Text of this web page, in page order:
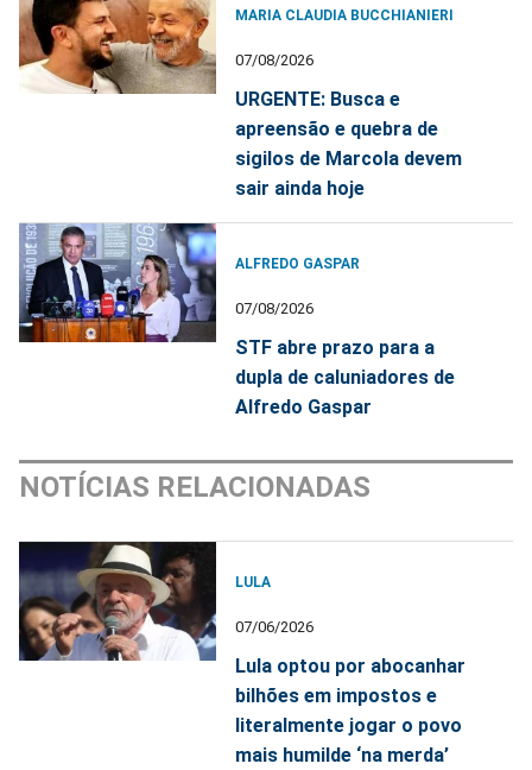
MARIA CLAUDIA BUCCHIANIERI
07/08/2026
URGENTE: Busca e
apreensão e quebra de
sigilos de Marcola devem
sair ainda hoje
ALFREDO GASPAR
07/08/2026
STF abre prazo para a
dupla de caluniadores de
Alfredo Gaspar
NOTÍCIAS RELACIONADAS
LULA
07/06/2026
Lula optou por abocanhar
bilhões em impostos e
literalmente jogar o povo
mais humilde ‘na merda’